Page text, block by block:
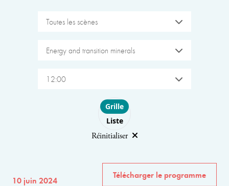
Toutes les scènes
Energy and transition minerals
12:00
Choose layout
Grille
Liste
Réinitialiser
10 juin 2024
Télécharger le programme